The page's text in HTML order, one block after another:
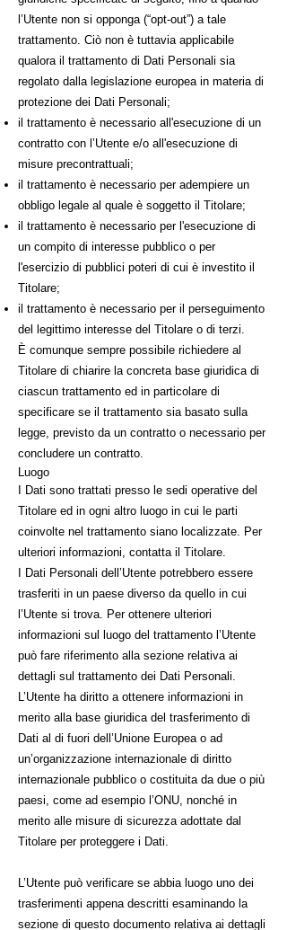
l’Utente non si opponga (“opt-out”) a tale
trattamento. Ciò non è tuttavia applicabile
qualora il trattamento di Dati Personali sia
regolato dalla legislazione europea in materia di
protezione dei Dati Personali;
il trattamento è necessario all'esecuzione di un
contratto con l’Utente e/o all'esecuzione di
misure precontrattuali;
il trattamento è necessario per adempiere un
obbligo legale al quale è soggetto il Titolare;
il trattamento è necessario per l'esecuzione di
un compito di interesse pubblico o per
l'esercizio di pubblici poteri di cui è investito il
Titolare;
il trattamento è necessario per il perseguimento
del legittimo interesse del Titolare o di terzi.
È comunque sempre possibile richiedere al
Titolare di chiarire la concreta base giuridica di
ciascun trattamento ed in particolare di
specificare se il trattamento sia basato sulla
legge, previsto da un contratto o necessario per
concludere un contratto.
Luogo
I Dati sono trattati presso le sedi operative del
Titolare ed in ogni altro luogo in cui le parti
coinvolte nel trattamento siano localizzate. Per
ulteriori informazioni, contatta il Titolare.
I Dati Personali dell’Utente potrebbero essere
trasferiti in un paese diverso da quello in cui
l’Utente si trova. Per ottenere ulteriori
informazioni sul luogo del trattamento l’Utente
può fare riferimento alla sezione relativa ai
dettagli sul trattamento dei Dati Personali.
L’Utente ha diritto a ottenere informazioni in
merito alla base giuridica del trasferimento di
Dati al di fuori dell’Unione Europea o ad
un’organizzazione internazionale di diritto
internazionale pubblico o costituita da due o più
paesi, come ad esempio l’ONU, nonché in
merito alle misure di sicurezza adottate dal
Titolare per proteggere i Dati.
L’Utente può verificare se abbia luogo uno dei
trasferimenti appena descritti esaminando la
sezione di questo documento relativa ai dettagli